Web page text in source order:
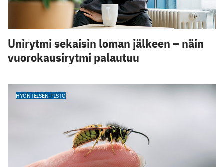
Unirytmi sekaisin loman jälkeen – näin
vuorokausirytmi palautuu
HYÖNTEISEN PISTO